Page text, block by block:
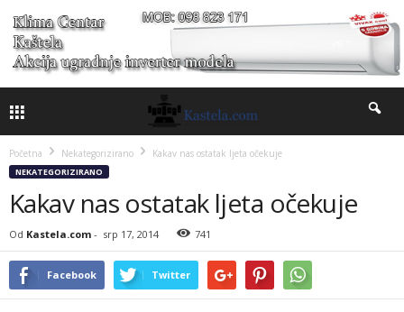
Početna Nekategorizirano Kakav nas ostatak ljeta očekuje
NEKATEGORIZIRANO
Kakav nas ostatak ljeta očekuje
Od Kastela.com - srp 17, 2014 741
Facebook Twitter